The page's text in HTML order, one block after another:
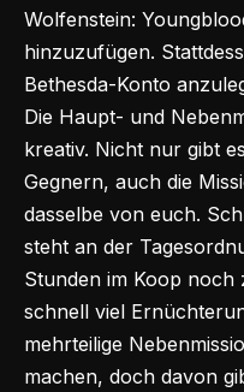
Wolfenstein:
hinzuzufügen.
Bethesda-Konto
Die Haupt- und
kreativ. Nicht nur gibt
Gegnern, auch die
dasselbe von euch.
steht an der
Stunden im Koop
schnell viel
mehrteilige
machen, doch davon